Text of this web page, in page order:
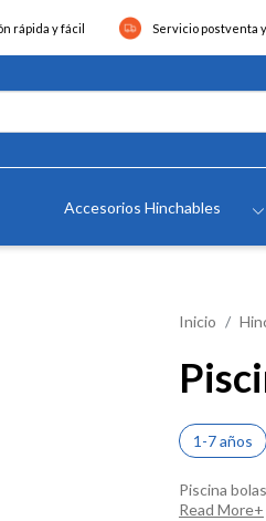
rápida y fácil Servicio postventa
Accesorios Hinchables
Inicio
1-7 años
Piscina
Read More